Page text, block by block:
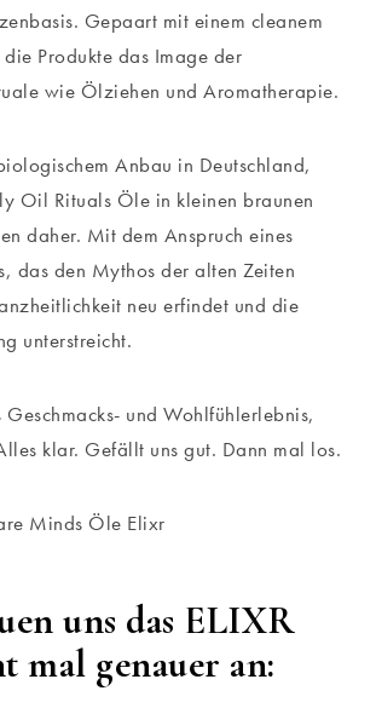
Gepaart mit einem cleanem
Produkte das Image der
wie Ölziehen und Aromatherapie.
Anbau in Deutschland,
Oil Rituals Öle in kleinen braunen
daher. Mit dem Anspruch eines
das den Mythos der alten Zeiten
neu erfindet und die
unterstreicht.
und Wohlfühlerlebnis,
klar. Gefällt uns gut. Dann mal los.
uns das ELIXR
mal genauer an: